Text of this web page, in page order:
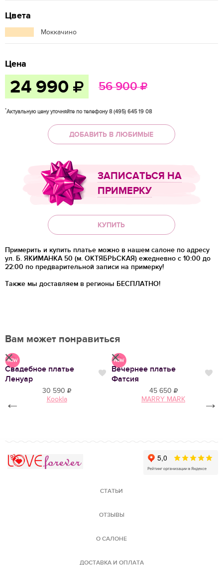
Цвета
Моккачино
Цена
24 990 56 900
*Актуальную цену уточняйте по телефону 8 (495) 645 19 08
ДОБАВИТЬ В ЛЮБИМЫЕ
ЗАПИСАТЬСЯ НА
ПРИМЕРКУ
КУПИТЬ
Примерить и купить платье можно в нашем салоне по адресу
ул. Б. ЯКИМАНКА 50 (м. ОКТЯБРЬСКАЯ) ежедневно с 10:00 до
22:00 по предварительной записи на примерку!
Также мы доставляем в регионы БЕСПЛАТНО!
Вам может понравиться
Нравится
Свадебное платье
Ленуар
Нравится
30 590
Kookla
Вечернее платье
Фатсия
45 650
MARRY MARK
← →
СТАТЬИ
ОТЗЫВЫ
О САЛОНЕ
ДОСТАВКА И ОПЛАТА